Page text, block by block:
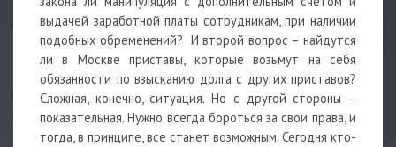
выдачей заработной платы сотрудникам, при наличии
подобных обременений? И второй вопрос – найдутся
ли в Москве приставы, которые возьмут на себя
обязанности по взысканию долга с других приставов?
Сложная, конечно, ситуация. Но с другой стороны –
показательная. Нужно всегда бороться за свои права, и
тогда, в принципе, все станет возможным. Сегодня кто-